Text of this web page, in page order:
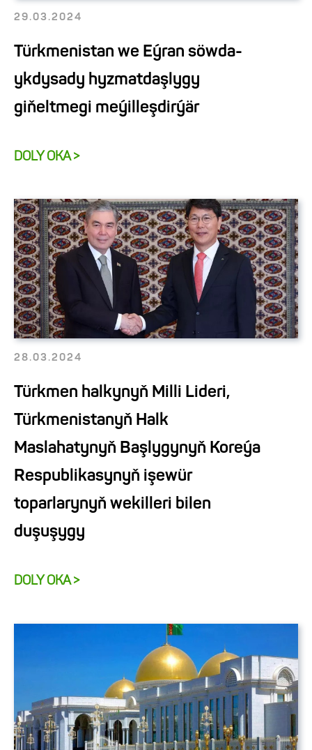
29.03.2024
Türkmenistan we Eýran söwda-
ykdysady hyzmatdaşlygy
giňeltmegi meýilleşdirýär
DOLY OKA >
28.03.2024
Türkmen halkynyň Milli Lideri,
Türkmenistanyň Halk
Maslahatynyň Başlygynyň Koreýa
Respublikasynyň işewür
toparlarynyň wekilleri bilen
duşuşygy
DOLY OKA >